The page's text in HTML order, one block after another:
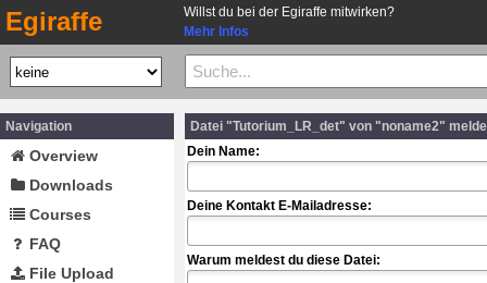
Egiraffe
Willst du bei der Egiraffe mitwirken?
Mehr Infos
Navigation
Overview
Downloads
Courses
FAQ
File Upload
Datei "Tutorium_LR_det" von "noname2"
Dein Name:
Deine Kontakt E-Mailadresse:
Warum meldest du diese Datei: